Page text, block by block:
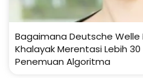
Bagaimana Deutsche
Khalayak Merentasi Lebih
Penemuan Algoritma